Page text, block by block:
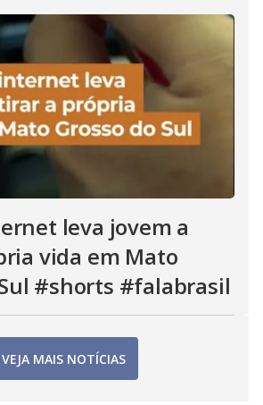
leva jovem a
vida em Mato
#shorts #falabrasil
VEJA MAIS NOTÍCIAS